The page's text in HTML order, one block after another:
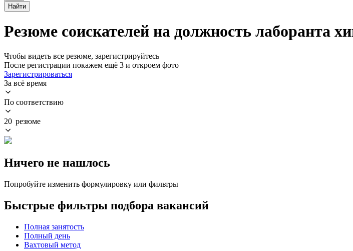
Найти
Резюме соискателей на должность лаборанта
Чтобы видеть все резюме, зарегистрируйтесь
После регистрации покажем ещё 3 и откроем фото
Зарегистрироваться
За всё время
По соответствию
20 резюме
Ничего не нашлось
Попробуйте изменить формулировку или фильтры
Быстрые фильтры подбора вакансий
Полная занятость
Полный день
Вахтовый метод